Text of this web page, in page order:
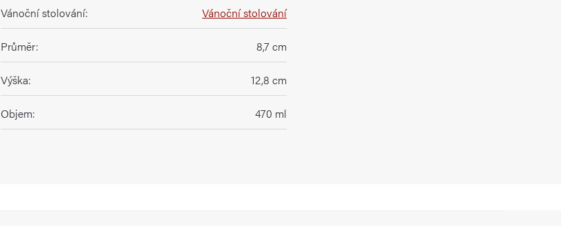
Vánoční stolování: Vánoční stolování
Průměr: 8,7 cm
Výška: 12,8 cm
Objem: 470 ml